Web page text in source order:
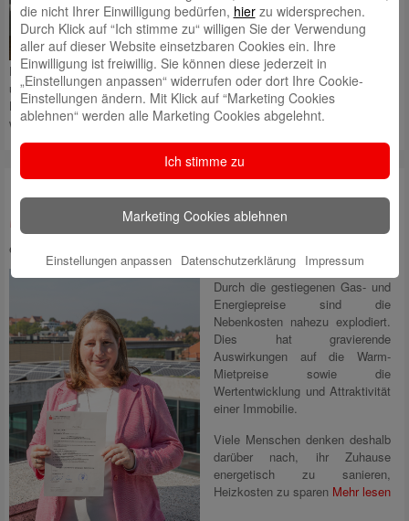
im Landkreis Ludwigsburg“
Mit der letzten
Prämienveranstaltung ist am
Dienstag, 24. Juni 2025, ein langjährig von der Kreissparkasse
unterstütztes, erfolgreiches Kooperationsprojekt von Stadt und
Landkreis Ludwigsburg zu Ende gegangen. 11 engagierte Schulen
wurdenMehr lesen
1. Beraterin für energetische
Modernisierung
eingestellt von
Durch die gestiegenen Gas- und
Energiepreise sind die
Nebenkosten nahezu explodiert.
Dies hat gravierende
Auswirkungen auf die Warm-
Mietpreise sowie die
Wertentwicklung und Attraktivität
einer Immobilie.
Viele Menschen denken deshalb
darüber nach, ihr Zuhause
energetisch zu sanieren,
Heizkosten zu sparen Mehr lesen
die nicht Ihrer Einwilligung bedürfen, hierzu widersprechen.
Durch Klick auf “Ich stimme zu“ willigen Sie der Verwendung
aller auf dieser Website einsetzbaren Cookies ein. Ihre
Einwilligung ist freiwillig. Sie können diese jederzeit in
„Einstellungen anpassen“ widerrufen oder dort Ihre Cookie-
Einstellungen ändern. Mit Klick auf “Marketing Cookies
ablehnen“ werden alle Marketing Cookies abgelehnt.
Ich stimme zu
Marketing Cookies ablehnen
Einstellungen anpassen Datenschutzerklärung Impressum